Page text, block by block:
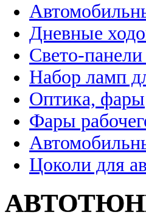
Дневные
Свето-
Набор ламп
Оптика, фары
Фары
Цоколи для